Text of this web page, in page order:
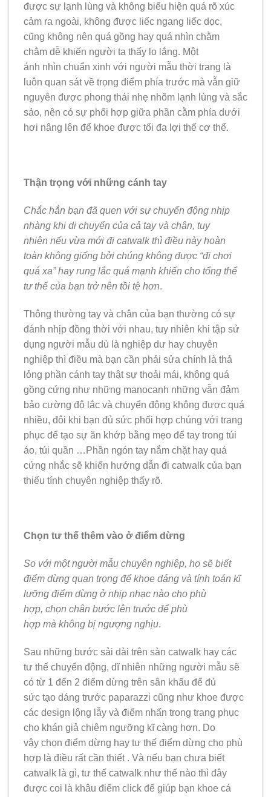
được sự lạnh lùng và không biểu hiện quá rõ xúc
cảm ra ngoài, không được liếc ngang liếc dọc,
cũng không nên quá gồng hay quá nhìn chằm
chằm dễ khiến người ta thấy lo lắng. Một
ánh nhìn chuẩn xinh với người mẫu thời trang là
luôn quan sát về trọng điểm phía trước mà vẫn giữ
nguyên được phong thái nhẹ nhõm lạnh lùng và sắc
sảo, nên có sự phối hợp giữa phần cằm phía dưới
hơi nâng lên để khoe được tối đa lợi thế cơ thể.
Thận trọng với những cánh tay
Chắc hẳn bạn đã quen với sự chuyển động nhịp
nhàng khi di chuyển của cả tay và chân, tuy
nhiên nếu vừa mới đi catwalk thì điều này hoàn
toàn không giống bởi chúng không được “đi chơi
quá xa” hay rung lắc quá mạnh khiến cho tổng thể
tư thế của bạn trở nên tồi tệ hơn.
Thông thường tay và chân của bạn thường có sự
đánh nhịp đồng thời với nhau, tuy nhiên khi tập sử
dụng người mẫu dù là nghiệp dư hay chuyên
nghiệp thì điều mà bạn cần phải sửa chính là thả
lỏng phần cánh tay thật sự thoải mái, không quá
gồng cứng như những manocanh những vẫn đảm
bảo cường độ lắc và chuyển động không được quá
nhiều, đôi khi bạn đủ sức phối hợp chúng với trang
phục để tạo sự ăn khớp bằng mẹo để tay trong túi
áo, túi quần …Phần ngón tay nắm chặt hay quá
cứng nhắc sẽ khiến hướng dẫn đi catwalk của bạn
thiếu tính chuyên nghiệp thấy rõ.
Chọn tư thế thêm vào ở điểm dừng
So với một người mẫu chuyên nghiệp, họ sẽ biết
điểm dừng quan trọng để khoe dáng và tính toán kĩ
lưỡng điểm dừng ở nhịp nhạc nào cho phù
hợp, chọn chân bước lên trước để phù
hợp mà không bị ngượng nghịu.
Sau những bước sải dài trên sàn catwalk hay các
tư thế chuyển động, dĩ nhiên những người mẫu sẽ
có từ 1 đến 2 điểm dừng trên sân khấu để đủ
sức tạo dáng trước paparazzi cũng như khoe được
các design lộng lẫy và điểm nhấn trong trang phục
cho khán giả chiêm ngưỡng kĩ càng hơn. Do
vậy chọn điểm dừng hay tư thế điểm dừng cho phù
hợp là điều rất cần thiết . Và nếu bạn chưa biết
catwalk là gì, tư thế catwalk như thế nào thì đây
được coi là khâu điểm click để giúp bạn khoe cá